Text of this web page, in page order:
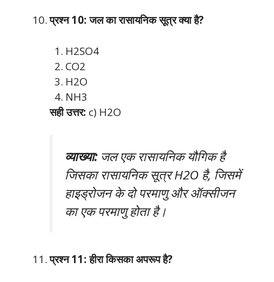
प्रश्न 10: जल का रासायनिक सूत्र क्या है?
H2SO4
CO2
H2O
NH3
सही उत्तर: c) H2O
व्याख्या:जल एक रासायनिक यौगिक है
जिसका रासायनिक सूत्र H2O है, जिसमें
हाइड्रोजन के दो परमाणु और ऑक्सीजन
का एक परमाणु होता है।
प्रश्न 11: हीरा किसका अपरूप है?